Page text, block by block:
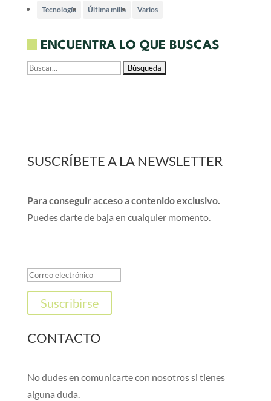
Tecnología Última milla Varios
ENCUENTRA LO QUE BUSCAS
Buscar:
SUSCRÍBETE A LA NEWSLETTER
Para conseguir acceso a contenido exclusivo.
Puedes darte de baja en cualquier momento.
Suscribirse
CONTACTO
No dudes en comunicarte con nosotros si tienes
alguna duda.